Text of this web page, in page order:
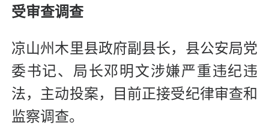
受审查调查
凉山州木里县政府副县长，县公安局党
委书记、局长邓明文涉嫌严重违纪违
法，主动投案，目前正接受纪律审查和
监察调查。